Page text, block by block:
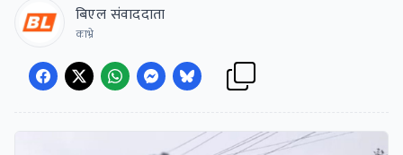
बिएल संवाददाता
काभ्रे